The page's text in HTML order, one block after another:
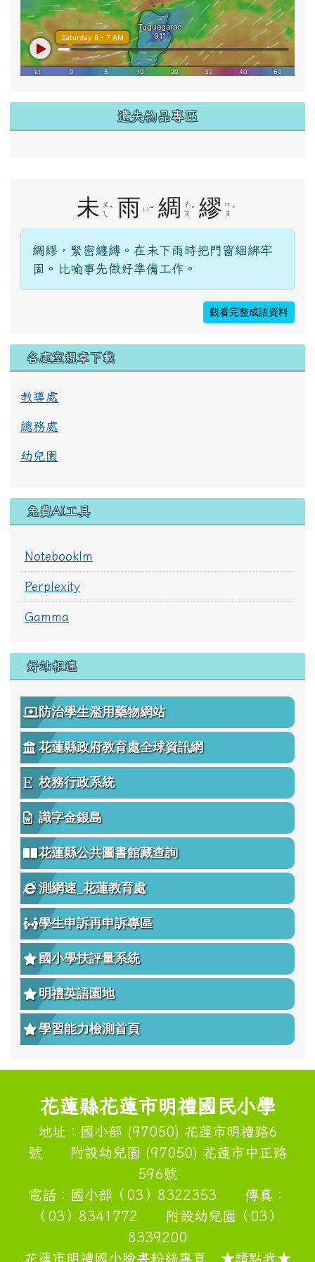
遺失物品專區
未
ㄨ
ㄟ ˋ 雨 ˇ 綢
ㄔ
ㄡ ˊ 繆 ㄡ ˊ
綢繆，緊密纏縛。在未下雨時把門窗綑綁牢
固。比喻事先做好準備工作。
觀看完整成語資料
各處室規章下載
教導處
總務處
幼兒園
免費AI工具
Notebooklm
Perplexity
Gamma
好站相連
防治學生濫用藥物網站
花蓮縣政府教育處全球資訊網
校務行政系統
識字金銀島
花蓮縣公共圖書館藏查詢
測網速_花蓮教育處
學生申訴再申訴專區
國小學扶評量系統
明禮英語園地
學習能力檢測首頁
頁尾區域內容
花蓮縣花蓮市明禮國民小學
地址：國小部 (97050) 花蓮市明禮路6
號 附設幼兒園 (97050) 花蓮市中正路
596號
電話：國小部（03）8322353 傳真：
（03）8341772 附設幼兒園（03）
8339200
花蓮市明禮國小臉書粉絲專頁 ★請點我★